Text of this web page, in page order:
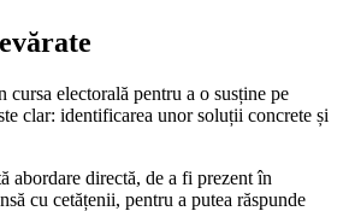
electorală pentru a o susține pe
clar: identificarea unor soluții concrete și
abordare directă, de a fi prezent în
cu cetățenii, pentru a putea răspunde